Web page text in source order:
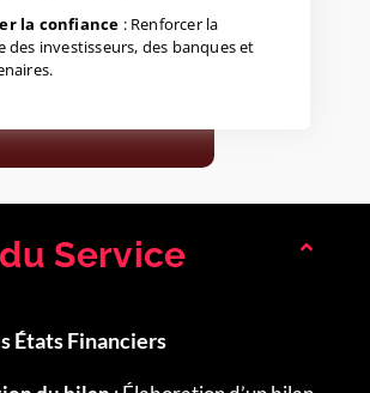
la confiance : Renforcer la
des investisseurs, des banques et
Service
États Financiers